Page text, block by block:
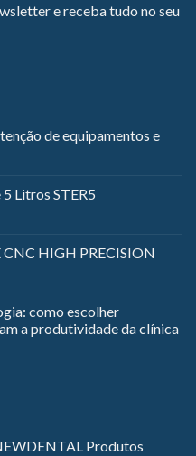
e receba tudo no seu
de equipamentos e
Litros STER5
HIGH PRECISION
como escolher
a produtividade da clínica
Produtos